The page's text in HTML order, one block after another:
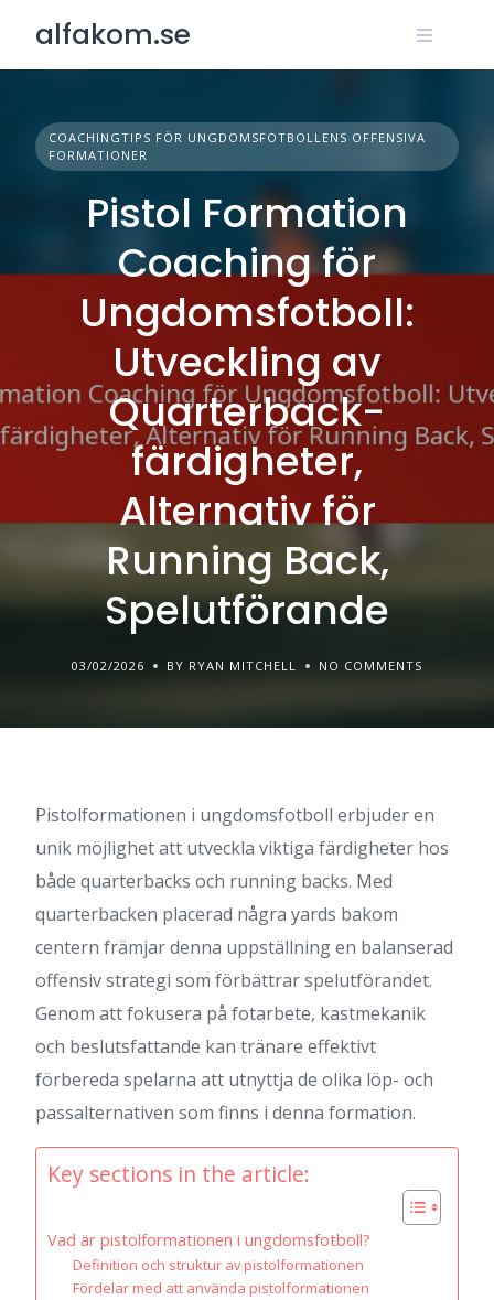
content
alfakom.se
COACHINGTIPS FÖR UNGDOMSFOTBOLLENS OFFENSIVA
FORMATIONER
Pistol Formation
Coaching för
Ungdomsfotboll:
Utveckling av
Quarterback-
färdigheter,
Alternativ för
Running Back,
Spelutförande
03/02/2026 BY RYAN MITCHELL NO COMMENTS
Pistolformationen i ungdomsfotboll erbjuder en
unik möjlighet att utveckla viktiga färdigheter hos
både quarterbacks och running backs. Med
quarterbacken placerad några yards bakom
centern främjar denna uppställning en balanserad
offensiv strategi som förbättrar spelutförandet.
Genom att fokusera på fotarbete, kastmekanik
och beslutsfattande kan tränare effektivt
förbereda spelarna att utnyttja de olika löp- och
passalternativen som finns i denna formation.
Key sections in the article:
Vad är pistolformationen i ungdomsfotboll?
Definition och struktur av pistolformationen
Fördelar med att använda pistolformationen